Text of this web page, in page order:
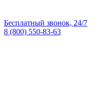
Бесплатный звонок, 24/7
8 (800) 550-83-63